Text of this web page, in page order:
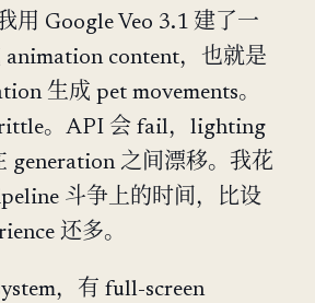
用 Google Veo 3.1 建了一
content，也就是
生成 pet movements。
。API 会 fail，lighting
generation 之间漂移。我花
斗争上的时间，比设
还多。
，有 full-screen